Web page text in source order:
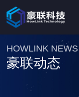
HOWLINK NEWS
豪联动态